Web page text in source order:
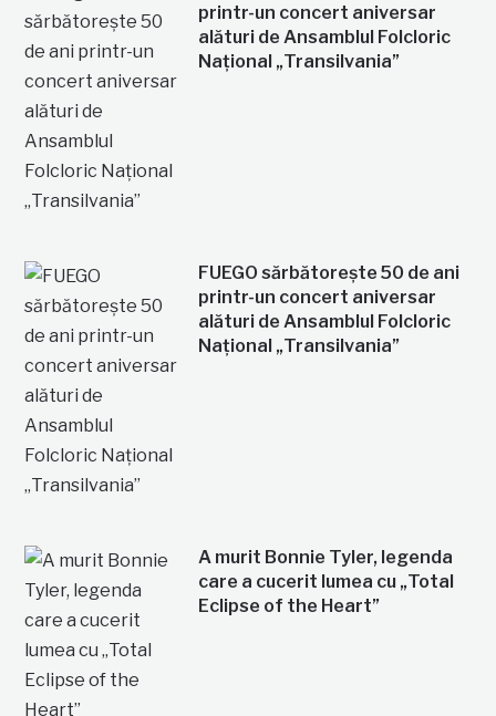
printr-un concert aniversar
alături de Ansamblul Folcloric
Național „Transilvania”
FUEGO sărbătorește 50 de ani
printr-un concert aniversar
alături de Ansamblul Folcloric
Național „Transilvania”
A murit Bonnie Tyler, legenda
care a cucerit lumea cu „Total
Eclipse of the Heart”